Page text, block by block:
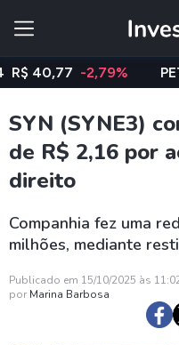
-2,79% PETR4
SYN (SYNE3)
de R$ 2,16 por
direito
Companhia fez uma
milhões, mediante
Publicado em 15/10/2025 às
por Marina Barbosa